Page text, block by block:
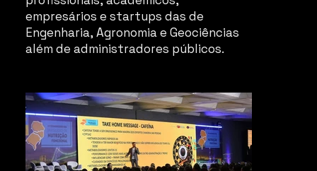
empresários e startups das de
Engenharia, Agronomia e Geociências
além de administradores públicos.
conhecimentos e a discussão sobre as
inovações tecnológicas,
empreendedorismo, tendências
emergentes e grandes temas para a
profissão.